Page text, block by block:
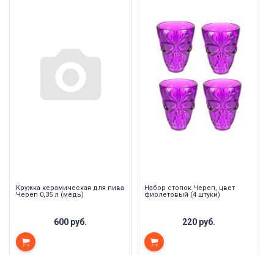
Кружка керамическая для пива
Череп 0,35 л (медь)
600 руб.
Набор стопок Череп, цвет
фиолетовый (4 штуки)
220 руб.